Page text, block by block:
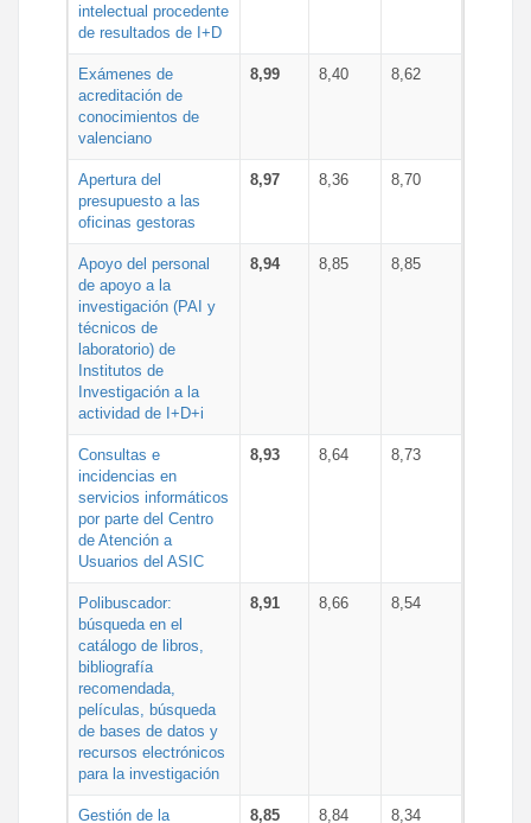
intelectual procedente
de resultados de I+D
Exámenes de
acreditación de
conocimientos de
valenciano
8,99 8,40 8,62
Apertura del
presupuesto a las
oficinas gestoras
8,97 8,36 8,70
Apoyo del personal
de apoyo a la
investigación (PAI y
técnicos de
laboratorio) de
Institutos de
Investigación a la
actividad de I+D+i
8,94 8,85 8,85
Consultas e
incidencias en
servicios informáticos
por parte del Centro
de Atención a
Usuarios del ASIC
8,93 8,64 8,73
Polibuscador:
búsqueda en el
catálogo de libros,
bibliografía
recomendada,
películas, búsqueda
de bases de datos y
recursos electrónicos
para la investigación
8,91 8,66 8,54
Gestión de la
8,85 8,84 8,34